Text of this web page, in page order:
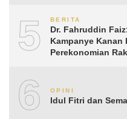
5 BERITA
Dr. Fahruddin
Kampanye Kanan
Perekonomian
6 OPINI
Idul Fitri dan